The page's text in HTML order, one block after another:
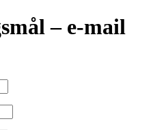
– e-mail